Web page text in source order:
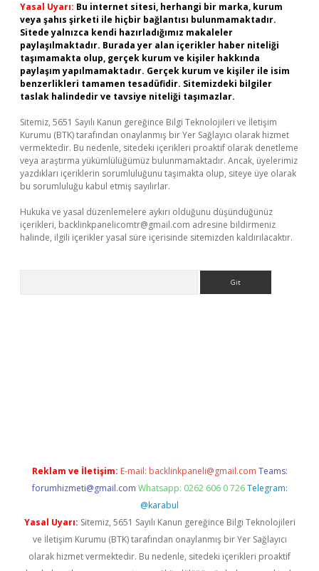
Yasal Uyarı: Bu internet sitesi, herhangi bir marka, kurum
veya şahıs şirketi ile hiçbir bağlantısı bulunmamaktadır.
Sitede yalnızca kendi hazırladığımız makaleler
paylaşılmaktadır. Burada yer alan içerikler haber niteliği
taşımamakta olup, gerçek kurum ve kişiler hakkında
paylaşım yapılmamaktadır. Gerçek kurum ve kişiler ile isim
benzerlikleri tamamen tesadüfidir. Sitemizdeki bilgiler
taslak halindedir ve tavsiye niteliği taşımazlar.
Sitemiz, 5651 Sayılı Kanun gereğince Bilgi Teknolojileri ve İletişim
Kurumu (BTK) tarafından onaylanmış bir Yer Sağlayıcı olarak hizmet
vermektedir. Bu nedenle, sitedeki içerikleri proaktif olarak denetleme
veya araştırma yükümlülüğümüz bulunmamaktadır. Ancak, üyelerimiz
yazdıkları içeriklerin sorumluluğunu taşımakta olup, siteye üye olarak
bu sorumluluğu kabul etmiş sayılırlar.
Hukuka ve yasal düzenlemelere aykırı olduğunu düşündüğünüz
içerikleri, backlinkpanelicomtr@gmail.com adresine bildirmeniz
halinde, ilgili içerikler yasal süre içerisinde sitemizden kaldırılacaktır.
Reklam ve İletişim: E-mail: backlinkpaneli@gmail.com Teams:
forumhizmeti@gmail.com Whatsapp: 0262 606 0 726 Telegram:
@karabul
Yasal Uyarı: Sitemiz, 5651 Sayılı Kanun gereğince Bilgi Teknolojileri
ve İletişim Kurumu (BTK) tarafından onaylanmış bir Yer Sağlayıcı
olarak hizmet vermektedir. Bu nedenle, sitedeki içerikleri proaktif